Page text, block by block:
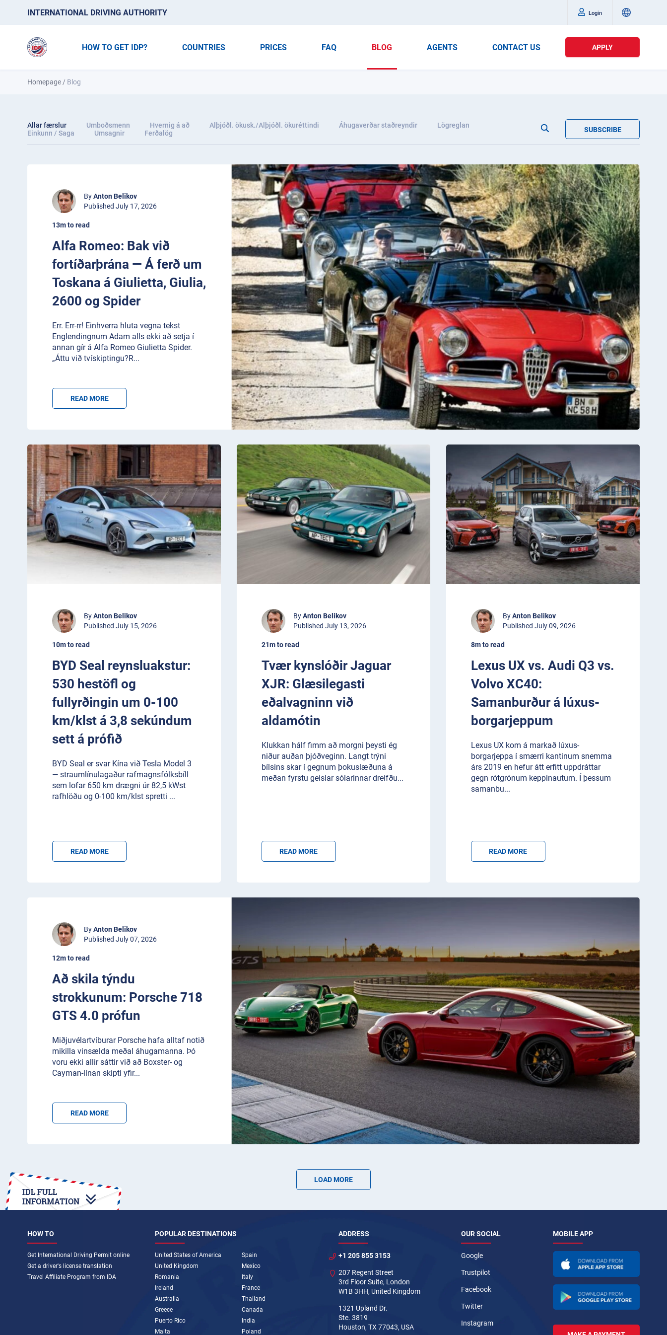
INTERNATIONAL DRIVING AUTHORITY Login
HOW TO GET IDP? COUNTRIES PRICES FAQ BLOG AGENTS CONTACT US APPLY
Homepage / Blog
Allar færslur Umboðsmenn Hvernig á að Alþjóðl. ökusk./Alþjóðl. ökuréttindi Áhugaverðar staðreyndir
Lögreglan
Einkunn / Saga
Umsagnir Ferðalög SUBSCRIBE
ByAnton Belikov
Published July 17, 2026
13m to read
Alfa Romeo: Bak við
fortíðarþrána — Á ferð um
Toskana á Giulietta, Giulia,
2600 og Spider
Err. Err-rr! Einhverra hluta vegna tekst
Englendingnum Adam alls ekki að setja í
annan gír á Alfa Romeo Giulietta Spider.
„Áttu við tvískiptingu?R...
READ MORE
ByAnton Belikov
Published July 15, 2026
10m to read
BYD Seal reynsluakstur:
530 hestöfl og
fullyrðingin um 0-100
km/klst á 3,8 sekúndum
sett á prófið
BYD Seal er svar Kína við Tesla Model 3
— straumlínulagaður rafmagnsfólksbíll
sem lofar 650 km drægni úr 82,5 kWst
rafhlöðu og 0-100 km/klst spretti ...
READ MORE
ByAnton Belikov
Published July 13, 2026
21m to read
Tvær kynslóðir Jaguar
XJR: Glæsilegasti
eðalvagninn við
aldamótin
Klukkan hálf fimm að morgni þeysti ég
niður auðan þjóðveginn. Langt trýni
bílsins skar í gegnum þokuslæðuna á
meðan fyrstu geislar sólarinnar dreifðu...
READ MORE
By Anton Belikov
Published July 09, 2026
8m to read
Lexus UX vs. Audi Q3 vs.
Volvo XC40:
Samanburður á lúxus-
borgarjeppum
Lexus UX kom á markað lúxus-
borgarjeppa í smærri kantinum snemma
árs 2019 en hefur átt erfitt uppdráttar
gegn rótgrónum keppinautum. Í þessum
samanbu...
READ MORE
ByAnton Belikov
Published July 07, 2026
12m to read
Að skila týndu
strokkunum: Porsche 718
GTS 4.0 prófun
Miðjuvélartvíburar Porsche hafa alltaf notið
mikilla vinsælda meðal áhugamanna. Þó
voru ekki allir sáttir við að Boxster- og
Cayman-línan skipti yfir...
READ MORE
LOAD MORE
HOW TO
Get International Driving Permit online
Get a driver's license translation
Travel Affiliate Program from IDA
POPULAR DESTINATIONS
United States of America
United Kingdom
Romania
Ireland
Australia
Greece
Puerto Rico
Malta
Spain
Mexico
Italy
France
Thailand
Canada
India
Poland
ADDRESS
+1 205 855 3153
207 Regent Street
3rd Floor Suite, London
W1B 3HH, United Kingdom
1321 Upland Dr.
Ste. 3819
Houston, TX 77043, USA
OUR SOCIAL
Google
Trustpilot
Facebook
Twitter
Instagram
MOBILE APP